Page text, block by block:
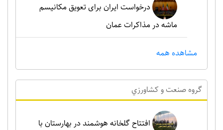
درخواست ایران برای تعویق مکانیسم
ماشه در مذاکرات عمان
مشاهده همه
گروه صنعت و کشاورزي
افتتاح گلخانه هوشمند در بهارستان با